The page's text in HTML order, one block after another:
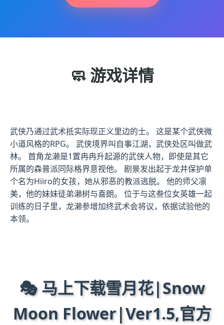
🧼 游戏详情
武侠乃通过武术抵实际现正义里边的士。 这是某个武侠微
小道风格的RPG。 武侠境界叫自事江湖，武侠处区叫做武
林。 首角龙濑是1置冉冉升起源的武侠人物，即使是其它
所属的森普派同际格界意视他。 剧景发出起于龙井保护单
个名为Hiiro的女孩，她从邪恶的教派逃脱。 他的师父凛
美，他的妹妹徒弟濑树与喜朗。 位于与这叁位女英雄一起
训练的日子里，龙濑参增加终武术会将议，依据试验他的
本领。
🎭 马上下载雪月花|Snow
Moon Flower|Ver1.5,官方